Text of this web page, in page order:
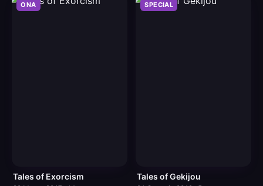
ONA
Tales of Exorcism
SPECIAL
Tales of Gekijou